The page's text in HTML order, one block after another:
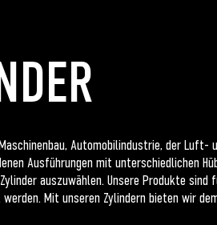
Automobilindustrie, der Luft-
Ausführungen mit unterschiedlichen
auszuwählen. Unsere Produkte sind
Mit unseren Zylindern bieten wir